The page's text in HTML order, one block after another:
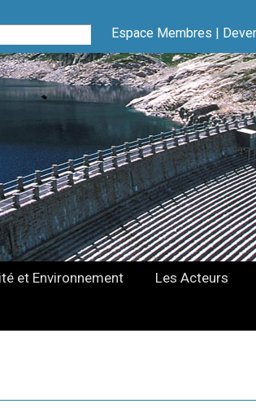
Espace Membres |
et Environnement Les Acteurs